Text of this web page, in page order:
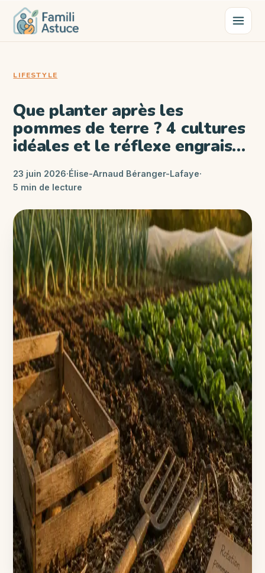
LIFESTYLE
Que planter après les
pommes de terre ? 4 cultures
idéales et le réflexe engrais
vert
23 juin 2026·Élise-Arnaud Béranger-Lafaye·
5 min de lecture